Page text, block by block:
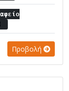
Προβολή